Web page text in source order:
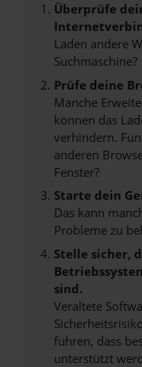
Überprüfe
Laden andere
Suchmaschine?
Prüfe deine
Manche
können das
verhindern.
anderen
Fenster?
Starte dein
Das kann
Probleme zu
Stelle sicher,
sind.
Veraltete
führen, dass
unterstützt